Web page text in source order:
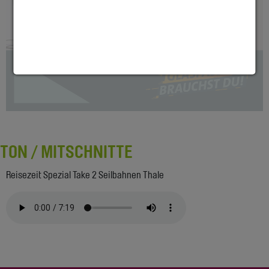
TON / MITSCHNITTE
Reisezeit Spezial Take 2 Seilbahnen Thale